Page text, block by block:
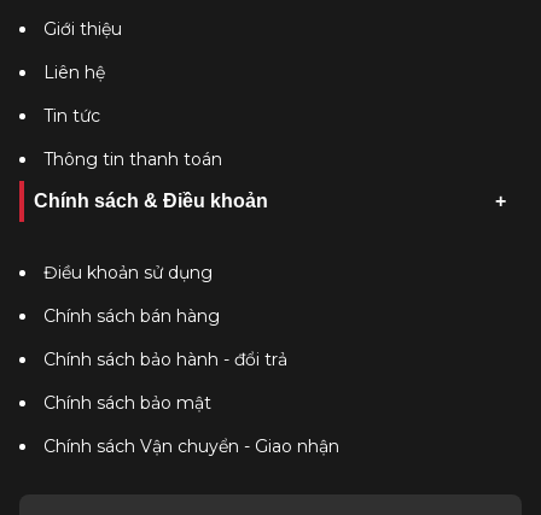
Giới thiệu
Liên hệ
Tin tức
Thông tin thanh toán
Chính sách & Điều khoản
Điều khoản sử dụng
Chính sách bán hàng
Chính sách bảo hành - đổi trả
Chính sách bảo mật
Chính sách Vận chuyển - Giao nhận